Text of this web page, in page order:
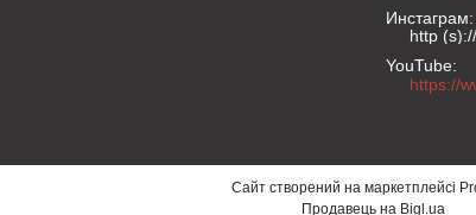
Инстаграм
http
YouTube
Сайт створений на маркетплейсі
Продавець на Bigl.ua